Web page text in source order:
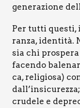
gene­ra­zio­ne
Per tut­ti que­sti,
ran­za, iden­ti­tà.
sia chi pro­spe­ra
facen­do
ca, reli­gio­sa)
cru­de­le e